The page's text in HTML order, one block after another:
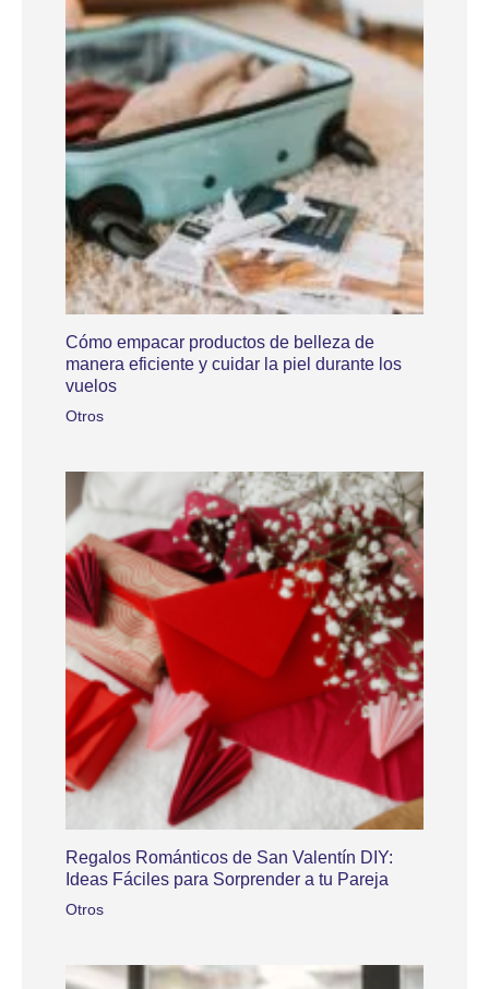
Cómo empacar productos de belleza de
manera eficiente y cuidar la piel durante los
vuelos
Otros
Regalos Románticos de San Valentín DIY:
Ideas Fáciles para Sorprender a tu Pareja
Otros